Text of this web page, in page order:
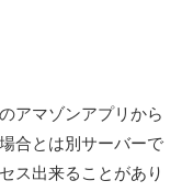
アマゾンアプリから
合とは別サーバーで
ス出来ることがあり